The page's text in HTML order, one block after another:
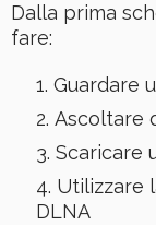
Dalla prima
fare:
Guardare
Ascoltare
Scaricare
Utilizzare
DLNA